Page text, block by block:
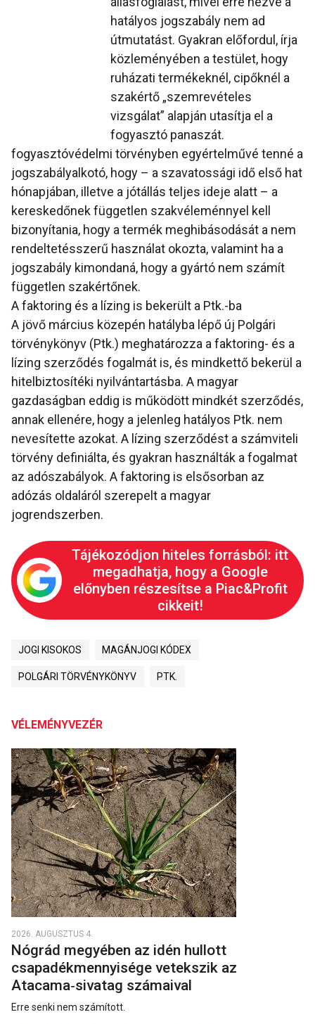
hatályos jogszabály nem ad
útmutatást. Gyakran előfordul, írja
közleményében a testület, hogy
ruházati termékeknél, cipőknél a
szakértő „szemrevételes
vizsgálat” alapján utasítja el a
fogyasztó panaszát.
fogyasztóvédelmi törvényben egyértelművé tenné a
jogszabályalkotó, hogy – a szavatossági idő első hat
hónapjában, illetve a jótállás teljes ideje alatt – a
kereskedőnek független szakvéleménnyel kell
bizonyítania, hogy a termék meghibásodását a nem
rendeltetésszerű használat okozta, valamint ha a
jogszabály kimondaná, hogy a gyártó nem számít
független szakértőnek.
A faktoring és a lízing is bekerült a Ptk.-ba
A jövő március közepén hatályba lépő új Polgári
törvénykönyv (Ptk.) meghatározza a faktoring- és a
lízing szerződés fogalmát is, és mindkettő bekerül a
hitelbiztosítéki nyilvántartásba. A magyar
gazdaságban eddig is működött mindkét szerződés,
annak ellenére, hogy a jelenleg hatályos Ptk. nem
nevesítette azokat. A lízing szerződést a számviteli
törvény definiálta, és gyakran használták a fogalmat
az adószabályok. A faktoring is elsősorban az
adózás oldaláról szerepelt a magyar
jogrendszerben.
Tájékozódjon hiteles forrásból: itt
megadhatja, hogy a Google
előnyben részesítse a Piac&Profit
cikkeit!
JOGI KISOKOS MAGÁNJOGI KÓDEX
POLGÁRI TÖRVÉNYKÖNYV PTK.
VÉLEMÉNYVEZÉR
2026. AUGUSZTUS 4.
Nógrád megyében az idén hullott
csapadékmennyisége vetekszik az
Atacama‑sivatag számaival
Erre senki nem számított.